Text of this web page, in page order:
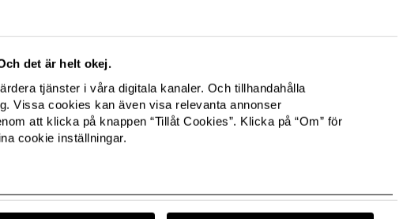
det är helt okej.
tjänster i våra digitala kanaler. Och tillhandahålla
Vissa cookies kan även visa relevanta annonser
att klicka på knappen “Tillåt Cookies”. Klicka på “Om” för
cookie inställningar.